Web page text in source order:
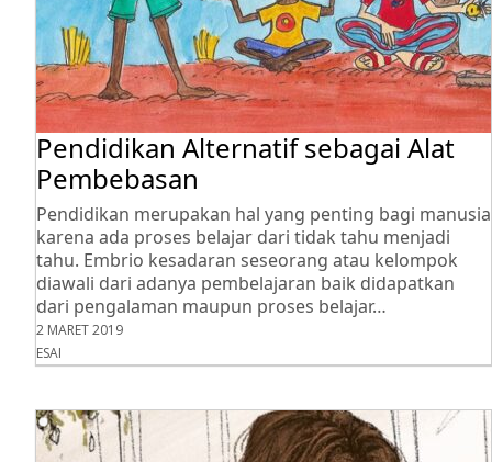
Pendidikan Alternatif sebagai Alat
Pembebasan
Pendidikan merupakan hal yang penting bagi manusia
karena ada proses belajar dari tidak tahu menjadi
tahu. Embrio kesadaran seseorang atau kelompok
diawali dari adanya pembelajaran baik didapatkan
dari pengalaman maupun proses belajar…
2 MARET 2019
ESAI